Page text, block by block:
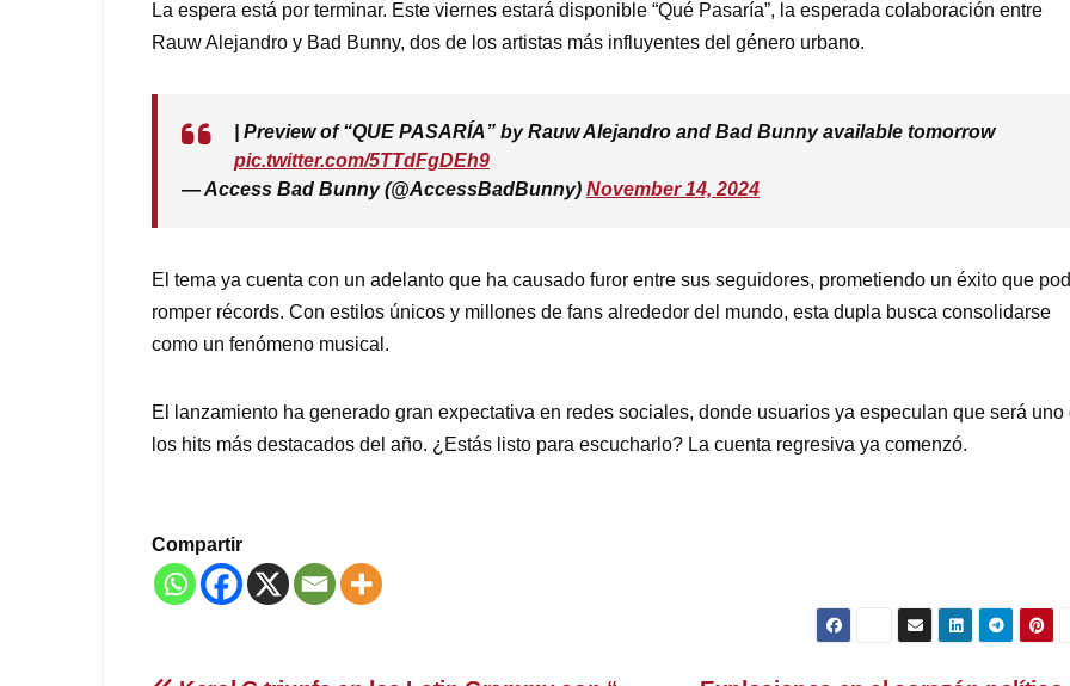
La espera está por terminar. Este viernes estará disponible “Qué Pasaría”, la esperada colaboración entre
Rauw Alejandro y Bad Bunny, dos de los artistas más influyentes del género urbano.
| Preview of “QUE PASARÍA” by Rauw Alejandro and Bad Bunny available tomorrow
pic.twitter.com/5TTdFgDEh9
— Access Bad Bunny (@AccessBadBunny) November 14, 2024
El tema ya cuenta con un adelanto que ha causado furor entre sus seguidores, prometiendo un éxito que
romper récords. Con estilos únicos y millones de fans alrededor del mundo, esta dupla busca consolidarse
como un fenómeno musical.
El lanzamiento ha generado gran expectativa en redes sociales, donde usuarios ya especulan que será uno
los hits más destacados del año. ¿Estás listo para escucharlo? La cuenta regresiva ya comenzó.
Compartir